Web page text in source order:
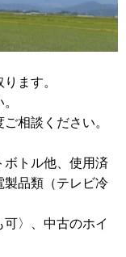
ます。
相談ください。
ボトル他、使用済
製品類（テレビ冷
〉、中古のホイ